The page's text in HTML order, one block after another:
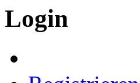
Login